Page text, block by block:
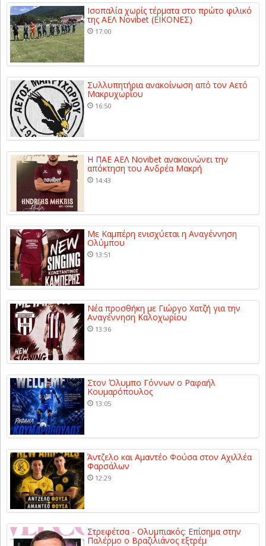
Ισοπαλία χωρίς τέρματα στο πρώτο φιλικό
της ΑΕΛ Novibet (ΕΙΚΟΝΕΣ)
17:00
Συλλυπητήρια ανακοίνωση από τον Αετό
Μακρυχωρίου
16:50
Η ΠΑΕ ΑΕΛ Novibet ανακοινώνει την
απόκτηση του Ανδρέα Μακρή
14:43
Με Καμπέρη ενισχύεται η Αναγέννηση
Ολύμπου
13:51
Νέα προσθήκη με Γιώργο Χατζή για την
Αναγέννηση Καλοχωρίου
13:36
Στον Όλυμπο Γόννων ο Ραφαήλ
Κουμαρόπουλος
13:05
Άντζελο και Αμαντέο Φούσα στον Αχιλλέα
Φαρσάλων
12:29
Στρεφέτσα - Ολυμπιακός: Επίσημα στην
Παλέρμο ο Βραζιλιάνος εξτρέμ